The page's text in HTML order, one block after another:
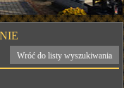
Wróć do listy wyszukiwania